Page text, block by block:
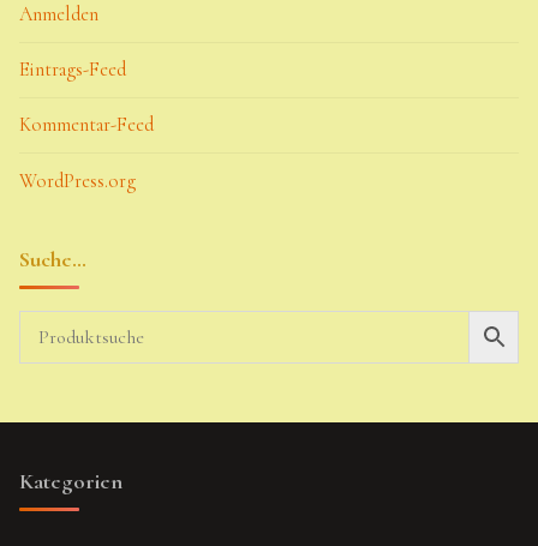
Anmelden
Eintrags-Feed
Kommentar-Feed
WordPress.org
Suche…
Kategorien